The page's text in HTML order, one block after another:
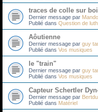
traces de colle sur
Dernier message par
Publié dans Question de
Aôutienne
Dernier message par guy
Publié dans Vos musiques
le "train"
Dernier message par guy
Publié dans Vos musiques
Capteur Schertler
Dernier message par
Publié dans Matériel